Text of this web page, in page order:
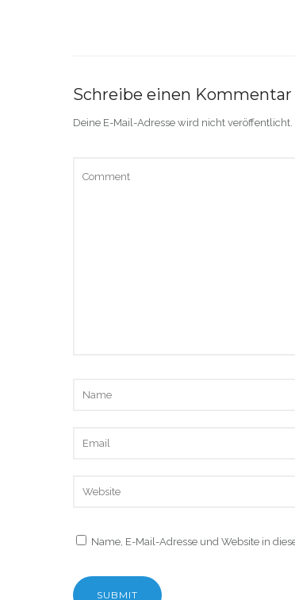
Schreibe einen Kommentar
Deine E-Mail-Adresse wird nicht veröffentlicht.
Name, E-Mail-Adresse und Website in